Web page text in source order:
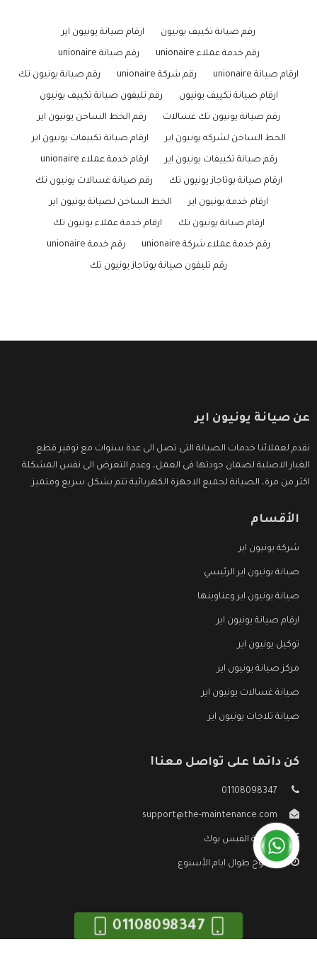
رقم صيانة تكييف يونيون ارقام صيانة يونيون اير
رقم خدمة عملاء unionaire رقم صيانة unionaire
ارقام صيانة unionaire رقم شركة unionaire رقم صيانة يونيون تك
ارقام صيانة تكييف يونيون رقم تليفون صيانة تكييف يونيون
رقم صيانة يونيون تك غسالات رقم الخط الساخن يونيون اير
الخط الساخن لشركه يونيون اير ارقام صيانة تكييفات يونيون اير
رقم صيانة تكييفات يونيون اير ارقام خدمة عملاء unionaire
ارقام صيانة بوتاجاز يونيون تك رقم صيانة غسالات يونيون تك
ارقام خدمة يونيون اير الخط الساخن لصيانة يونيون اير
ارقام صيانة يونيون تك ارقام خدمة عملاء يونيون تك
رقم خدمة عملاء شركة unionaire رقم خدمة unionaire
رقم تليفون صيانة بوتاجاز يونيون تك
عن صيانة يونيون اير
نقدم لعملائنا خدمات الصيانة التى تصل الى عدة سنوات مع توفير قطع
الغيار الاصلية لضمان جودتها فى العمل، وعدم التعرض الى نفس المشكلة
اكثر من مرة، الصيانة لجميع الاجهزة الكهربائية تتم بشكل سريع ومتميز.
الأقسام
شركة يونيون اير
صيانة يونيون اير الرئيسي
صيانة يونيون اير وعناوينها
ارقام صيانة يونيون اير
توكيل يونيون اير
مركز صيانة يونيون اير
صيانة غسالات يونيون اير
صيانة ثلاجات يونيون اير
كن دائما على تواصل معنا!
01108098347
support@the-maintenance.com
صفحة الفيس بوك
مفتوح طوال ايام الأسبوع
01108098347